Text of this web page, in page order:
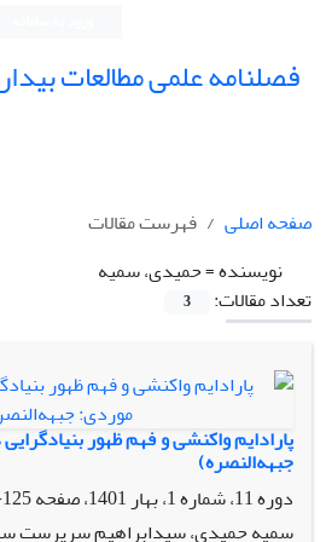
فصلنامه علمی مطالعات
صفحه اصلی
فهرست مقالات
نویسنده =حمیدی، سمیه
تعداد مقالات:
3
پارادایم واکنشی و فهم ظهور
جبهه‌النصره)
دوره 11، شماره 1، بهار 1401، صفحه
125-147
سمیه حمیدی، سیدابراهیم سرپرست